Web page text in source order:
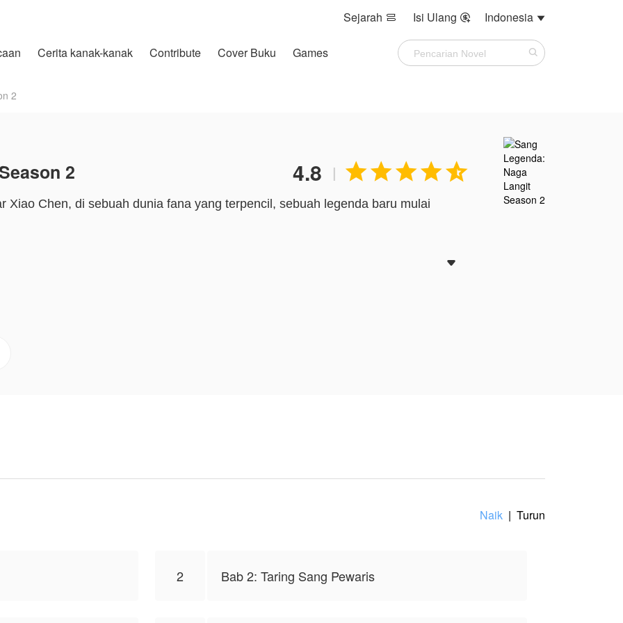
Sejarah  Isi Ulang  Indonesia 
Cerita kanak-kanak Contribute Cover Buku Games
2
2 4.8 | 
Xiao Chen, di sebuah dunia fana yang terpencil, sebuah legenda baru mulai
telah membuangnya karena dianggap sebagai aib dan berbohong pada
sengaja" menemukan sebuah warisan jiwa yang ditinggalkan oleh Kaisar Xiao

Naik | Turun
2 Bab 2: Taring Sang Pewaris